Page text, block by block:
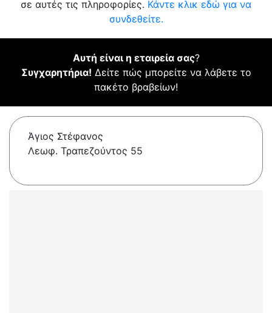
σε αυτές τις πληροφορίες. Κάντε κλικ εδώ για να
συνδεθείτε.
Αυτή είναι η εταιρεία σας?
Συγχαρητήρια! Δείτε πώς μπορείτε να λάβετε το
πακέτο βραβείων!
Άγιος Στέφανος
Λεωφ. Τραπεζούντος 55